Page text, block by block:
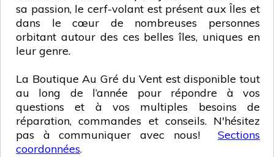
sa passion, le cerf-volant est présent aux Îles et
dans le cœur de nombreuses personnes
orbitant autour des ces belles îles, uniques en
leur genre.
La Boutique Au Gré du Vent est disponible tout
au long de l’année pour répondre à vos
questions et à vos multiples besoins de
réparation, commandes et conseils. N'hésitez
pas à communiquer avec nous! Sections
coordonnées.